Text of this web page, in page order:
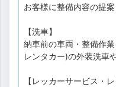
お客様に整備内容の提
【洗車】
納車前の車両・整備作
レンタカー)の外装洗車
【レッカーサービス・レ